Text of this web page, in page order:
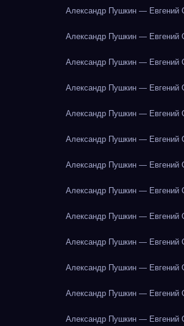
Александр Пушкин — Евгений
Александр Пушкин — Евгений
Александр Пушкин — Евгений
Александр Пушкин — Евгений
Александр Пушкин — Евгений
Александр Пушкин — Евгений
Александр Пушкин — Евгений
Александр Пушкин — Евгений
Александр Пушкин — Евгений
Александр Пушкин — Евгений
Александр Пушкин — Евгений
Александр Пушкин — Евгений
Александр Пушкин — Евгений